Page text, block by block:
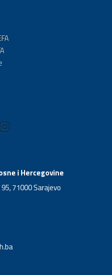
i Hercegovine
71000 Sarajevo